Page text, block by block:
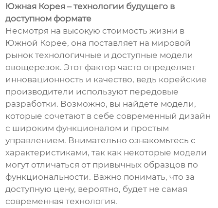
Южная Корея – технологии будущего в
доступном формате
Несмотря на высокую стоимость жизни в
Южной Корее, она поставляет на мировой
рынок технологичные и доступные модели
овощерезок. Этот фактор часто определяет
инновационность и качество, ведь корейские
производители используют передовые
разработки. Возможно, вы найдете модели,
которые сочетают в себе современный дизайн
с широким функционалом и простым
управлением. Внимательно ознакомьтесь с
характеристиками, так как некоторые модели
могут отличаться от привычных образцов по
функциональности. Важно понимать, что за
доступную цену, вероятно, будет не самая
современная технология.